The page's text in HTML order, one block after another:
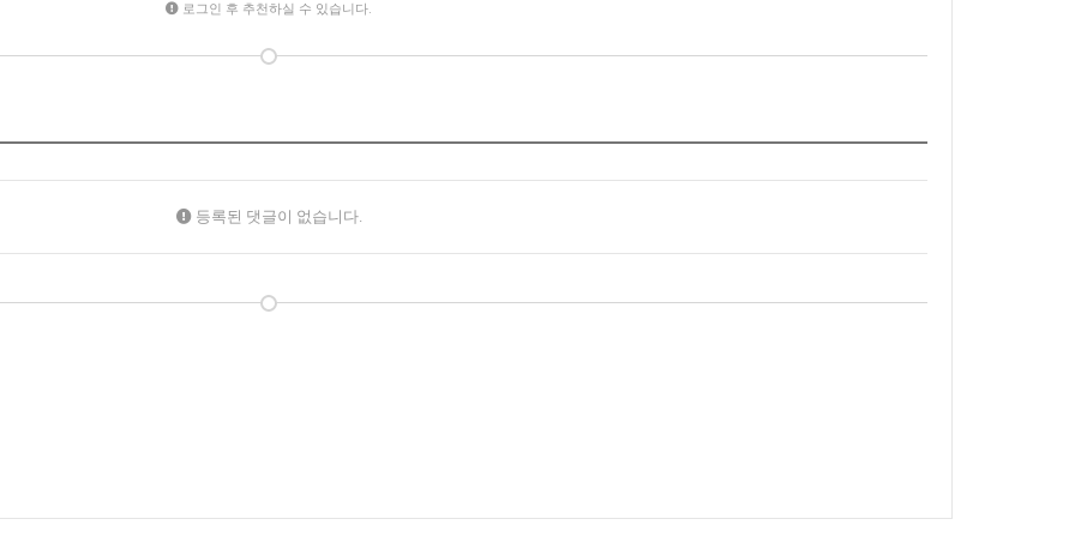
로그인 후 추천하실 수 있습니다.
등록된 댓글이 없습니다.